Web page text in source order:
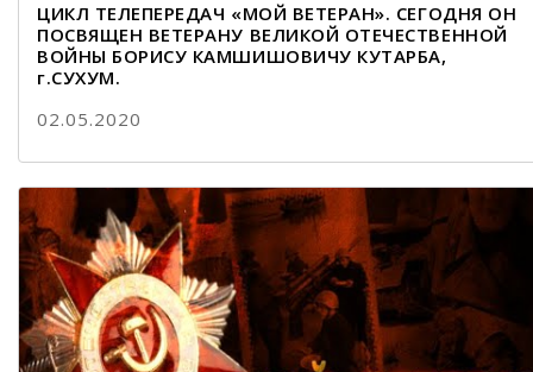
ЦИКЛ ТЕЛЕПЕРЕДАЧ «МОЙ ВЕТЕРАН». СЕГОДНЯ ОН
ПОСВЯЩЕН ВЕТЕРАНУ ВЕЛИКОЙ ОТЕЧЕСТВЕННОЙ
ВОЙНЫ БОРИСУ КАМШИШОВИЧУ КУТАРБА,
г.СУХУМ.
02.05.2020